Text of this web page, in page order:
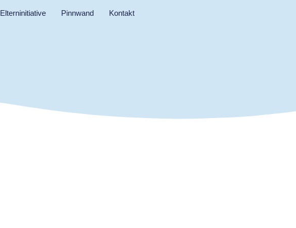
Elterninitiative Pinnwand Kontakt